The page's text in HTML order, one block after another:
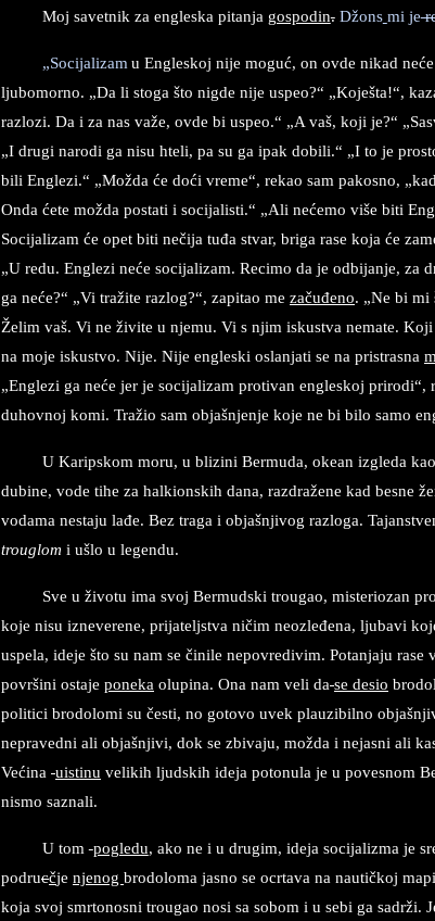
Moj savetnik za engleska pitanja gospodin. Džons mi je
„Socijalizam u Engleskoj nije moguć, on ovde nikad neće
ljubomorno. „Da li stoga što nigde nije uspeo?“ „Koješta!“,
razlozi. Da i za nas važe, ovde bi uspeo.“ „A vaš, koji je?“
„I drugi narodi ga nisu hteli, pa su ga ipak dobili.“ „I to je
bili Englezi.“ „Možda će doći vreme“, rekao sam pakosno,
Onda ćete možda postati i socijalisti.“ „Ali nećemo više biti
Socijalizam će opet biti nečija tuđa stvar, briga rase koja će
„U redu. Englezi neće socijalizam. Recimo da je odbijanje, za
ga neće?“ „Vi tražite razlog?“, zapitao me začuđeno. „Ne bi mi
Želim vaš. Vi ne živite u njemu. Vi s njim iskustva nemate.
na moje iskustvo. Nije. Nije engleski oslanjati se na pristrasna
„Englezi ga neće jer je socijalizam protivan engleskoj prirodi“,
duhovnoj komi. Tražio sam objašnjenje koje ne bi bilo samo
U Karipskom moru, u blizini Bermuda, okean izgleda
dubine, vode tihe za halkionskih dana, razdražene kad besne
vodama nestaju lađe. Bez traga i objašnjivog razloga.
trouglom i ušlo u legendu.
Sve u životu ima svoj Bermudski trougao, misteriozan
koje nisu izneverene, prijateljstva ničim neozleđena, ljubavi
uspela, ideje što su nam se činile nepovredivim. Potanjaju
površini ostaje poneka olupina. Ona nam veli da se desio
politici brodolomi su česti, no gotovo uvek plauzibilno
nepravedni ali objašnjivi, dok se zbivaju, možda i nejasni ali
Većina uistinu velikih ljudskih ideja potonula je u povesnom
nismo saznali.
U tom pogledu, ako ne i u drugim, ideja socijalizma je
podrucčje njenog brodoloma jasno se ocrtava na nautičkoj
koja svoj smrtonosni trougao nosi sa sobom i u sebi ga sadrži.